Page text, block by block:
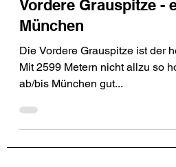
7. Juni 2017
Vordere Grauspitze -
München
Die Vordere Grauspitze ist der
Mit 2599 Metern nicht allzu so